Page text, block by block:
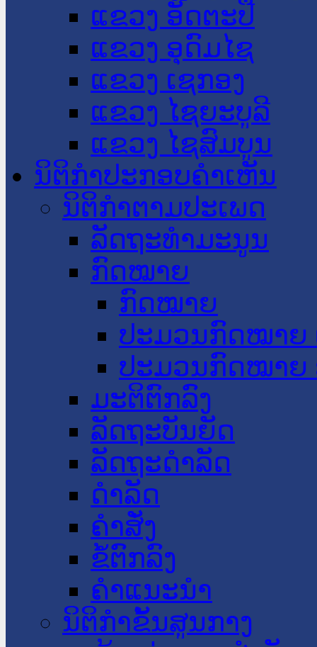
ແຂວງ ອັດຕະປື
ແຂວງ ອຸດົມໄຊ
ແຂວງ ເຊກອງ
ແຂວງ ໄຊຍະບູລີ
ແຂວງ ໄຊສົມບູນ
ນິຕິກໍາປະກອບຄໍາເຫັນ
ນິຕິກໍາຕາມປະເພດ
ລັດຖະທໍາມະນູນ
ກົດໝາຍ
ກົດໝາຍ
ປະມວນກົດໝາຍ
ປະມວນກົດໝາຍ
ມະຕິຕົກລົງ
ລັດຖະບັນຍັດ
ລັດຖະດໍາລັດ
ດໍາລັດ
ຄໍາສັ່ງ
ຂໍ້ຕົກລົງ
ຄໍາແນະນໍາ
ນິຕິກຳຂັ້ນສູນກາງ